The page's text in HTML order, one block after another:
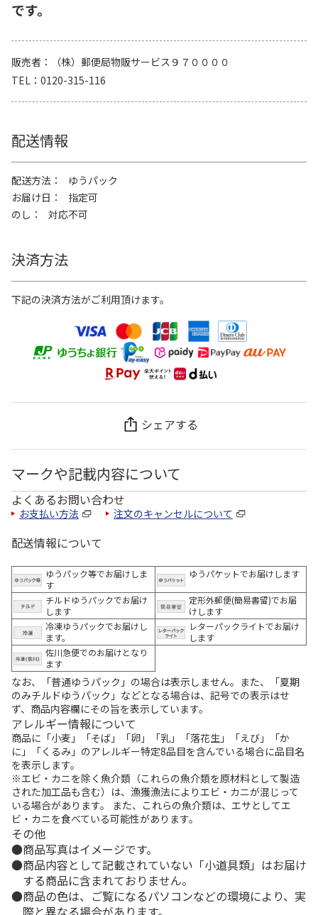
です。
販売者
（株）郵便局物販サービス９７００００
TEL
0120-315-116
配送情報
配送方法
ゆうパック
お届け日
指定可
のし
対応不可
決済方法
下記の決済方法がご利用頂けます。
シェアする
マークや記載内容について
よくあるお問い合わせ
お支払い方法 注文のキャンセルについて
配送情報について
ゆうパック等でお届けしま
す
ゆうパケットでお届けします
チルドゆうパックでお届け
します
定形外郵便(簡易書留)でお届
けします
冷凍ゆうパックでお届けし
ます。
レターパックライトでお届け
します
佐川急便でのお届けとなり
ます
なお、「普通ゆうパック」の場合は表示しません。また、「夏期
のみチルドゆうパック」などとなる場合は、記号での表示はせ
ず、商品内容欄にその旨を表示しています。
アレルギー情報について
商品に「小麦」「そば」「卵」「乳」「落花生」「えび」「か
に」「くるみ」のアレルギー特定8品目を含んでいる場合に品目名
を表示します。
※エビ・カニを除く魚介類（これらの魚介類を原材料として製造
された加工品も含む）は、漁獲漁法によりエビ・カニが混じって
いる場合があります。 また、これらの魚介類は、エサとしてエ
ビ・カニを食べている可能性があります。
その他
商品写真はイメージです。
商品内容として記載されていない「小道具類」はお届け
する商品に含まれておりません。
商品の色は、ご覧になるパソコンなどの環境により、実
際と異なる場合があります。